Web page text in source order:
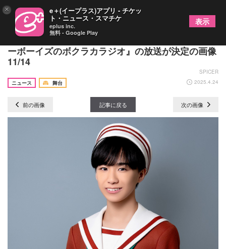
神戸セーラーボーイズ、冠ラジオ番組『神戸セーラ
ーボーイズのボクラカラジオ』の放送が決定の画像
11/14
SPICER
ニュース
舞台 2025.4.24
前の画像 記事に戻る 次の画像
× e＋(イープラス)アプリ - チケッ
ト・ニュース・スマチケ
eplus inc.
無料 - Google Play
表示